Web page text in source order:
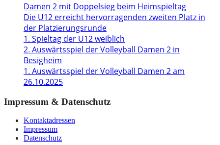
Damen 2 mit Doppelsieg beim Heimspieltag
Die U12 erreicht hervorragenden zweiten Platz in
der Platzierungsrunde
1. Spieltag der U12 weiblich
2. Auswärtsspiel der Volleyball Damen 2 in
Besigheim
1. Auswärtsspiel der Volleyball Damen 2 am
26.10.2025
Impressum & Datenschutz
Kontaktadressen
Impressum
Datenschutz